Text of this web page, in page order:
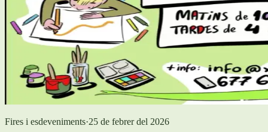
Fires i esdeveniments·25 de febrer del 2026